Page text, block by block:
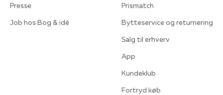
Presse
Job hos Bog & idé
Prismatch
Bytteservice og returnering
Salg til erhverv
App
Kundeklub
Fortryd køb